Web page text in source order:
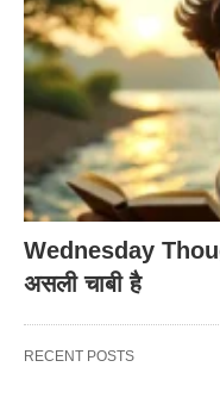
Wednesday
असली चाबी है
RECENT POSTS